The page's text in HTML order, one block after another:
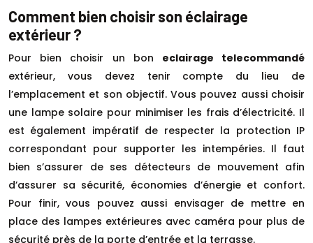
Comment bien choisir son éclairage
extérieur ?
Pour bien choisir un bon eclairage telecommandé
extérieur, vous devez tenir compte du lieu de
l’emplacement et son objectif. Vous pouvez aussi choisir
une lampe solaire pour minimiser les frais d’électricité. Il
est également impératif de respecter la protection IP
correspondant pour supporter les intempéries. Il faut
bien s’assurer de ses détecteurs de mouvement afin
d’assurer sa sécurité, économies d’énergie et confort.
Pour finir, vous pouvez aussi envisager de mettre en
place des lampes extérieures avec caméra pour plus de
sécurité près de la porte d’entrée et la terrasse.